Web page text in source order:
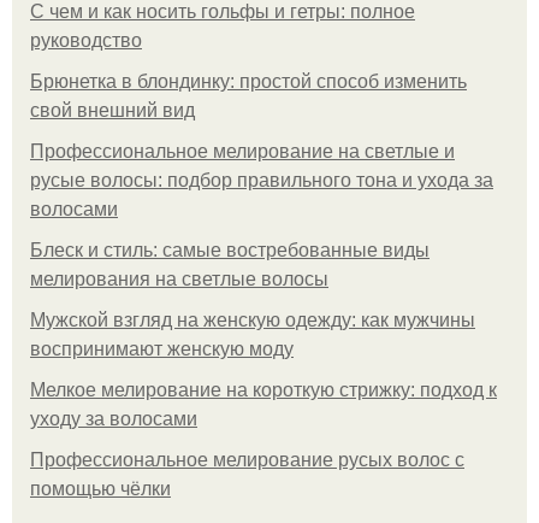
С чем и как носить гольфы и гетры: полное
руководство
Брюнетка в блондинку: простой способ изменить
свой внешний вид
Профессиональное мелирование на светлые и
русые волосы: подбор правильного тона и ухода за
волосами
Блеск и стиль: самые востребованные виды
мелирования на светлые волосы
Мужской взгляд на женскую одежду: как мужчины
воспринимают женскую моду
Мелкое мелирование на короткую стрижку: подход к
уходу за волосами
Профессиональное мелирование русых волос с
помощью чёлки